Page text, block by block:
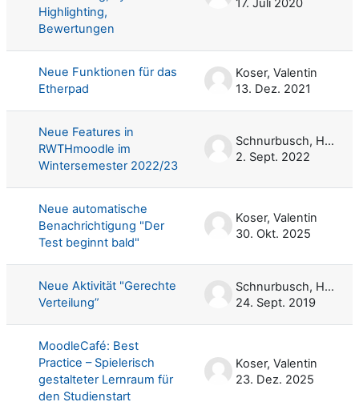
Highlighting,
Bewertungen
17. Juli 2020
Neue Funktionen für das
Etherpad
Koser, Valentin
13. Dez. 2021
Neue Features in
RWTHmoodle im
Wintersemester 2022/23
Schnurbusch, Harald
2. Sept. 2022
Neue automatische
Benachrichtigung "Der
Test beginnt bald"
Koser, Valentin
30. Okt. 2025
Neue Aktivität "Gerechte
Verteilung”
Schnurbusch, Harald
24. Sept. 2019
MoodleCafé: Best
Practice – Spielerisch
gestalteter Lernraum für
den Studienstart
Koser, Valentin
23. Dez. 2025